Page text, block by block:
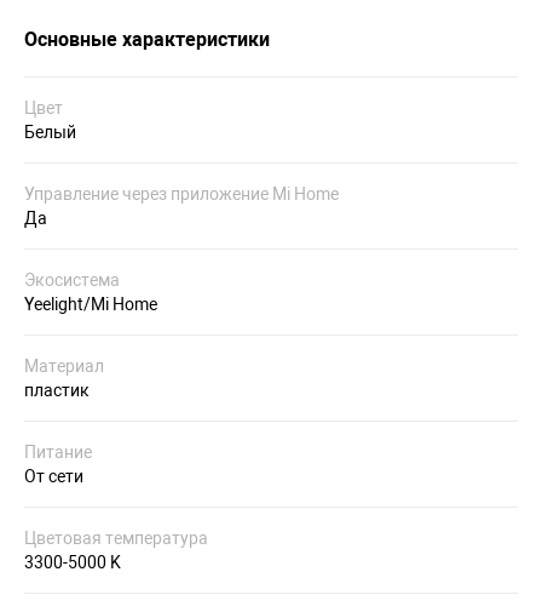
Основные характеристики
Цвет
Белый
Управление через приложение Mi Home
Да
Экосистема
Yeelight/Mi Home
Материал
пластик
Питание
От сети
Цветовая температура
3300-5000 K